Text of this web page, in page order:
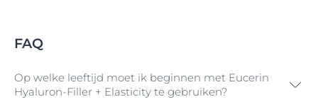
FAQ
Op welke leeftijd moet ik beginnen met Eucerin
Hyaluron-Filler + Elasticity te gebruiken?